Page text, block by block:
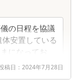
の日程を協議
安置している
になってお
と思った。 お
待ちしており
稿日： 2024年7月28日